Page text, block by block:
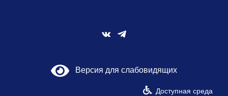
Vk
Версия для слабовидящих
Доступная среда